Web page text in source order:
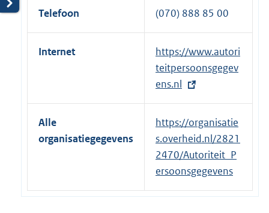
Telefoon (070) 888 85 00
Internet
E
x
t
e
r
e
n
https://www.autori
teitpersoonsgegev
ens.nl
Alle
organisatiegegevens
https://organisatie
s.overheid.nl/2821
2470/Autoriteit_P
ersoonsgegevens